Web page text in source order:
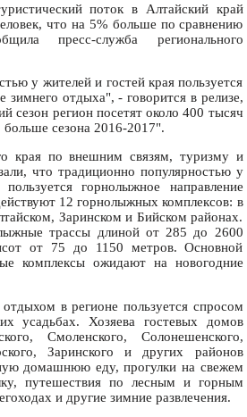
поток в Алтайский край
что на 5% больше по сравнению
пресс-служба регионального
у жителей и гостей края пользуется
зимнего отдыха", - говорится в релизе,
сезон регион посетят около 400 тысяч
больше сезона 2016-2017".
края по внешним связям, туризму и
что традиционно популярностью у
горнолыжное направление
12 горнолыжных комплексов: в
Заринском и Бийском районах.
трассы длиной от 285 до 2600
от 75 до 1150 метров. Основной
комплексы ожидают на новогодние
в регионе пользуется спросом
усадьбах. Хозяева гостевых домов
Смоленского, Солонешенского,
Заринского и других районов
домашнюю еду, прогулки на свежем
путешествия по лесным и горным
и другие зимние развлечения.